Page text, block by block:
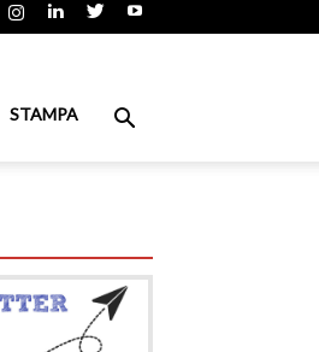
STAMPA